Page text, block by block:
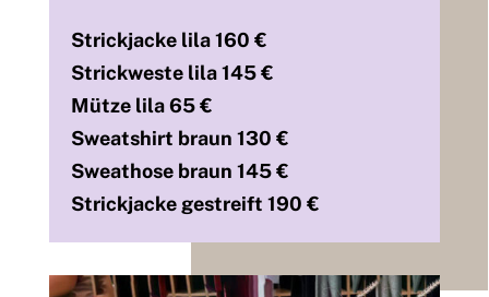
Strickjacke lila 160 €
Strickweste lila 145 €
Mütze lila 65 €
Sweatshirt braun 130 €
Sweathose braun 145 €
Strickjacke gestreift 190 €